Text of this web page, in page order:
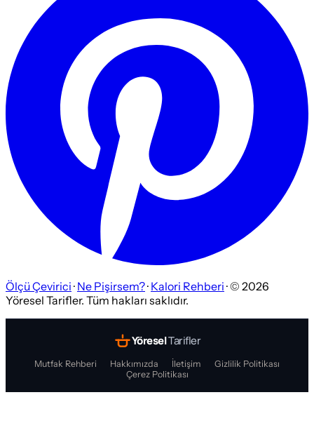
Ölçü Çevirici · Ne Pişirsem?· Kalori Rehberi · © 2026
Yöresel Tarifler. Tüm hakları saklıdır.
YöreselTarifler
Mutfak Rehberi Hakkımızda İletişim
Gizlilik Politikası
Çerez Politikası